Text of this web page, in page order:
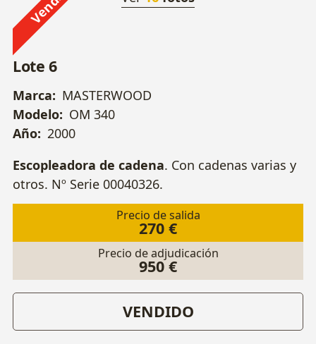
Lote 6
Marca: MASTERWOOD
Modelo: OM 340
Año: 2000
Escopleadora de cadena. Con cadenas varias y
otros. Nº Serie 00040326.
Precio de salida
270 €
Precio de adjudicación
950 €
VENDIDO